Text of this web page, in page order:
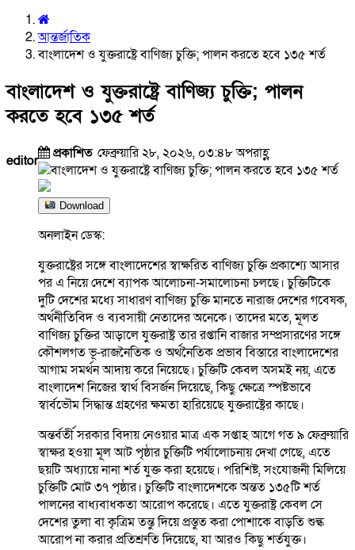
আন্তর্জাতিক
বাংলাদেশ ও যুক্তরাষ্ট্রে বাণিজ্য চুক্তি; পালন করতে হবে ১৩৫ শর্ত
বাংলাদেশ ও যুক্তরাষ্ট্রে বাণিজ্য চুক্তি; পালন
করতে হবে ১৩৫ শর্ত
editor প্রকাশিত ফেব্রুয়ারি ২৮, ২০২৬, ০৩:৪৮ অপরাহ্ণ
Download
অনলাইন ডেস্ক:
যুক্তরাষ্ট্রের সঙ্গে বাংলাদেশের স্বাক্ষরিত বাণিজ্য চুক্তি প্রকাশ্যে আসার
পর এ নিয়ে দেশে ব্যাপক আলোচনা-সমালোচনা চলছে। চুক্তিটিকে
দুটি দেশের মধ্যে সাধারণ বাণিজ্য চুক্তি মানতে নারাজ দেশের গবেষক,
অর্থনীতিবিদ ও ব্যবসায়ী নেতাদের অনেকে। তাদের মতে, মূলত
বাণিজ্য চুক্তির আড়ালে যুক্তরাষ্ট্র তার রপ্তানি বাজার সম্প্রসারণের সঙ্গে
কৌশলগত ভূ-রাজনৈতিক ও অর্থনৈতিক প্রভাব বিস্তারে বাংলাদেশের
আগাম সমর্থন আদায় করে নিয়েছে। চুক্তিটি কেবল অসমই নয়, এতে
বাংলাদেশ নিজের স্বার্থ বিসর্জন দিয়েছে, কিছু ক্ষেত্রে স্পষ্টভাবে
স্বার্বভৌম সিদ্ধান্ত গ্রহণের ক্ষমতা হারিয়েছে যুক্তরাষ্ট্রের কাছে।
অন্তর্বর্তী সরকার বিদায় নেওয়ার মাত্র এক সপ্তাহ আগে গত ৯ ফেব্রুয়ারি
স্বাক্ষর হওয়া মূল আট পৃষ্ঠার চুক্তিটি পর্যালোচনায় দেখা গেছে, এতে
ছয়টি অধ্যায়ে নানা শর্ত যুক্ত করা হয়েছে। পরিশিষ্ট, সংযোজনী মিলিয়ে
চুক্তিটি মোট ৩৭ পৃষ্ঠার। চুক্তিটি বাংলাদেশকে অন্তত ১৩৫টি শর্ত
পালনের বাধ্যবাধকতা আরোপ করেছে। এতে যুক্তরাষ্ট্র কেবল সে
দেশের তুলা বা কৃত্রিম তন্তু দিয়ে প্রস্তুত করা পোশাকে বাড়তি শুল্ক
আরোপ না করার প্রতিশ্রুতি দিয়েছে, যা আরও কিছু শর্তযুক্ত।